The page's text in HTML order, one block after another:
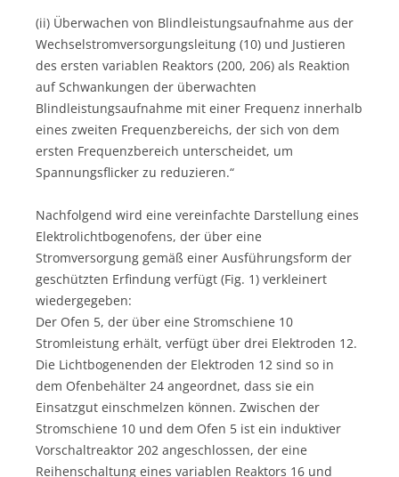
(ii) Überwachen von Blindleistungsaufnahme aus der
Wechselstromversorgungsleitung (10) und Justieren
des ersten variablen Reaktors (200, 206) als Reaktion
auf Schwankungen der überwachten
Blindleistungsaufnahme mit einer Frequenz innerhalb
eines zweiten Frequenzbereichs, der sich von dem
ersten Frequenzbereich unterscheidet, um
Spannungsflicker zu reduzieren.“
Nachfolgend wird eine vereinfachte Darstellung eines
Elektrolichtbogenofens, der über eine
Stromversorgung gemäß einer Ausführungsform der
geschützten Erfindung verfügt (Fig. 1) verkleinert
wiedergegeben:
Der Ofen 5, der über eine Stromschiene 10
Stromleistung erhält, verfügt über drei Elektroden 12.
Die Lichtbogenenden der Elektroden 12 sind so in
dem Ofenbehälter 24 angeordnet, dass sie ein
Einsatzgut einschmelzen können. Zwischen der
Stromschiene 10 und dem Ofen 5 ist ein induktiver
Vorschaltreaktor 202 angeschlossen, der eine
Reihenschaltung eines variablen Reaktors 16 und